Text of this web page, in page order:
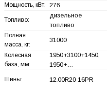
Мощность, кВт: 276
Топливо:
дизельное
топливо
Полная
масса, кг:
31000
Колесная
база, мм:
1950+3100+1450,
1950+…
Шины: 12.00R20 16PR